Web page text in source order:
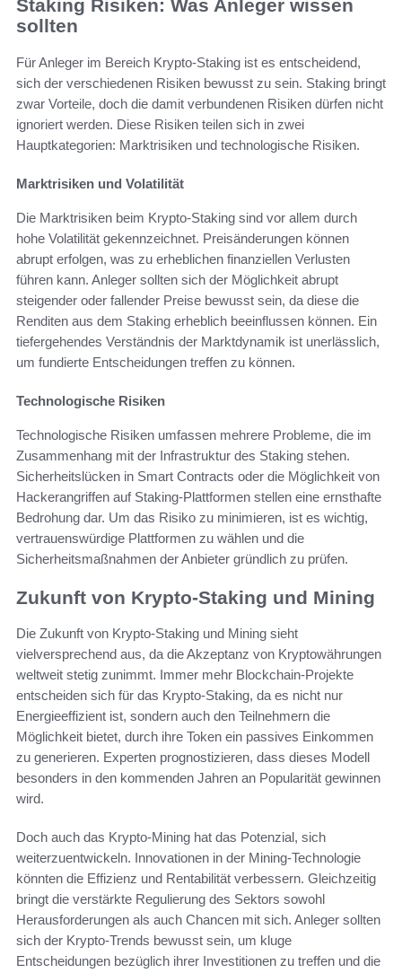
Staking Risiken: Was Anleger wissen
sollten
Für Anleger im Bereich Krypto-Staking ist es entscheidend,
sich der verschiedenen Risiken bewusst zu sein. Staking bringt
zwar Vorteile, doch die damit verbundenen Risiken dürfen nicht
ignoriert werden. Diese Risiken teilen sich in zwei
Hauptkategorien: Marktrisiken und technologische Risiken.
Marktrisiken und Volatilität
Die Marktrisiken beim Krypto-Staking sind vor allem durch
hohe Volatilität gekennzeichnet. Preisänderungen können
abrupt erfolgen, was zu erheblichen finanziellen Verlusten
führen kann. Anleger sollten sich der Möglichkeit abrupt
steigender oder fallender Preise bewusst sein, da diese die
Renditen aus dem Staking erheblich beeinflussen können. Ein
tiefergehendes Verständnis der Marktdynamik ist unerlässlich,
um fundierte Entscheidungen treffen zu können.
Technologische Risiken
Technologische Risiken umfassen mehrere Probleme, die im
Zusammenhang mit der Infrastruktur des Staking stehen.
Sicherheitslücken in Smart Contracts oder die Möglichkeit von
Hackerangriffen auf Staking-Plattformen stellen eine ernsthafte
Bedrohung dar. Um das Risiko zu minimieren, ist es wichtig,
vertrauenswürdige Plattformen zu wählen und die
Sicherheitsmaßnahmen der Anbieter gründlich zu prüfen.
Zukunft von Krypto-Staking und Mining
Die Zukunft von Krypto-Staking und Mining sieht
vielversprechend aus, da die Akzeptanz von Kryptowährungen
weltweit stetig zunimmt. Immer mehr Blockchain-Projekte
entscheiden sich für das Krypto-Staking, da es nicht nur
Energieeffizient ist, sondern auch den Teilnehmern die
Möglichkeit bietet, durch ihre Token ein passives Einkommen
zu generieren. Experten prognostizieren, dass dieses Modell
besonders in den kommenden Jahren an Popularität gewinnen
wird.
Doch auch das Krypto-Mining hat das Potenzial, sich
weiterzuentwickeln. Innovationen in der Mining-Technologie
könnten die Effizienz und Rentabilität verbessern. Gleichzeitig
bringt die verstärkte Regulierung des Sektors sowohl
Herausforderungen als auch Chancen mit sich. Anleger sollten
sich der Krypto-Trends bewusst sein, um kluge
Entscheidungen bezüglich ihrer Investitionen zu treffen und die